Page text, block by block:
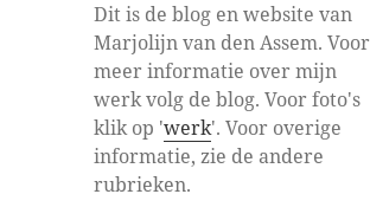
Dit is de blog en website van
Marjolijn van den Assem. Voor
meer informatie over mijn
werk volg de blog. Voor foto's
klik op 'werk'. Voor overige
informatie, zie de andere
rubrieken.